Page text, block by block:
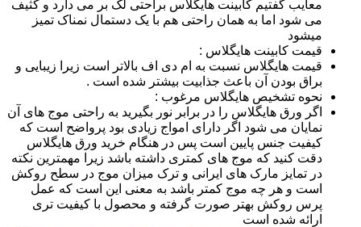
معایب گفتیم کابینت هایگلاس براحتی لک بر می دارد و کثیف
می شود اما به همان راحتی هم با یک دستمال نمناک تمیز
میشود
قیمت کابینت هایگلاس :
قیمت هایگلاس نسبت به ام دی اف بالاتر است زیرا زیبایی و
براق بودن آن باعث جذابیت بیشتر شده است .
نحوه تشخیص هایگلاس مرغوب :
اگر ورق هایگلاس را در برابر نور بگیرید به راحتی موج های آن
نمایان می شود اگر دارای امواج زیادی بود پرواضح است که
کیفیت جنس پایین است پس در هنگام خرید ورق هایگلاس
دقت کنید که موج های کمتری داشته باشد زیرا مهمترین نکته
در تمایز مارک های ایرانی و ترک میزان موج در سطح روکش
است و هر چه موج کمتر باشد به معنی این است که عمل
پرس روکش بهتر صورت گرفته و محصول با کیفیت تری
ارائه شده است